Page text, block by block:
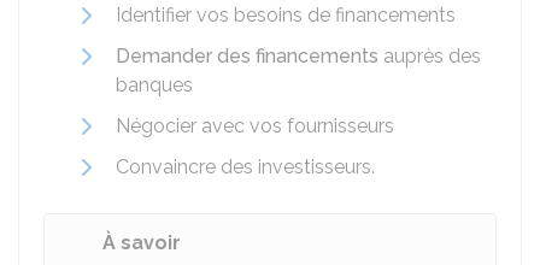
Identifier vos besoins de financements
Demander des financements auprès des
banques
Négocier avec vos fournisseurs
Convaincre des investisseurs.
À savoir